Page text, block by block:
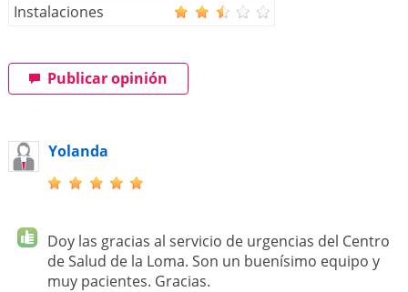
Instalaciones
Publicar opinión
Yolanda
Doy las gracias al servicio de urgencias del Centro
de Salud de la Loma. Son un buenísimo equipo y
muy pacientes. Gracias.